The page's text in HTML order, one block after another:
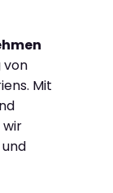
von
Mit
wir